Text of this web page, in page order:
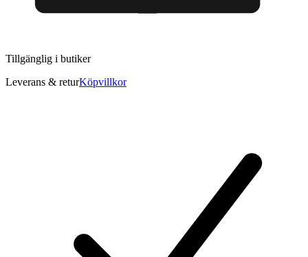
Tillgänglig i butiker
Leverans & returKöpvillkor